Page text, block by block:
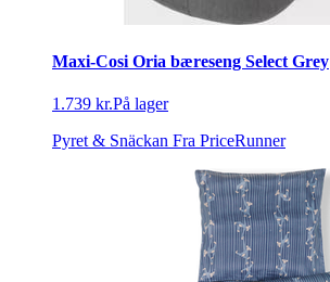
Maxi-Cosi Oria bæreseng Select Grey
1.739 kr.På lager
Pyret & Snäckan Fra PriceRunner